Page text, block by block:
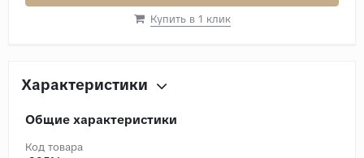
Купить в 1 клик
Характеристики
Общие характеристики
Код товара